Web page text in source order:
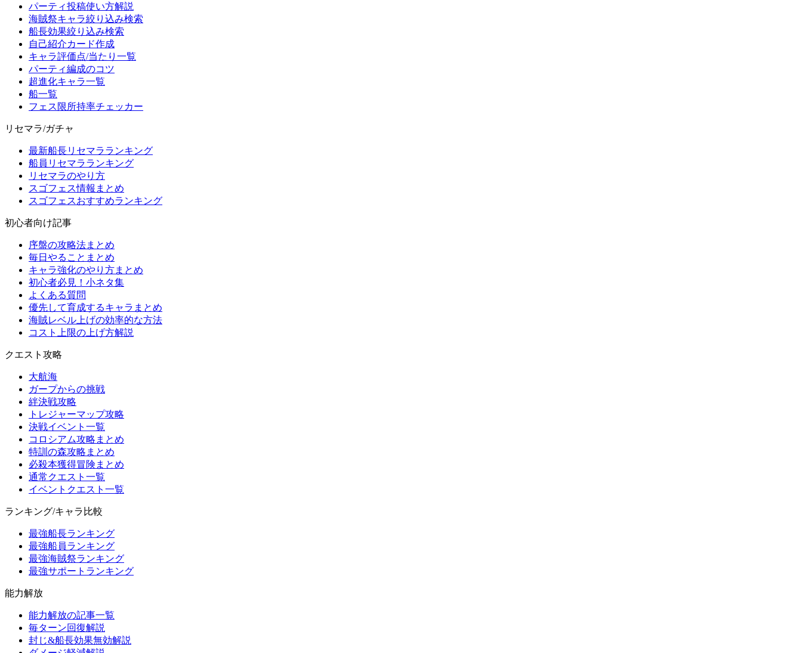
パーティ投稿使い方解説
海賊祭キャラ絞り込み検索
船長効果絞り込み検索
自己紹介カード作成
キャラ評価点/当たり一覧
パーティ編成のコツ
超進化キャラ一覧
船一覧
フェス限所持率チェッカー
リセマラ/ガチャ
最新船長リセマラランキング
船員リセマラランキング
リセマラのやり方
スゴフェス情報まとめ
スゴフェスおすすめランキング
初心者向け記事
序盤の攻略法まとめ
毎日やることまとめ
キャラ強化のやり方まとめ
初心者必見！小ネタ集
よくある質問
優先して育成するキャラまとめ
海賊レベル上げの効率的な方法
コスト上限の上げ方解説
クエスト攻略
大航海
ガープからの挑戦
絆決戦攻略
トレジャーマップ攻略
決戦イベント一覧
コロシアム攻略まとめ
特訓の森攻略まとめ
必殺本獲得冒険まとめ
通常クエスト一覧
イベントクエスト一覧
ランキング/キャラ比較
最強船長ランキング
最強船員ランキング
最強海賊祭ランキング
最強サポートランキング
能力解放
能力解放の記事一覧
毎ターン回復解説
封じ&船長効果無効解説